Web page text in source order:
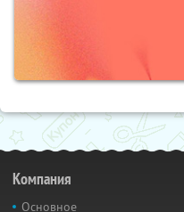
Компания
Основное